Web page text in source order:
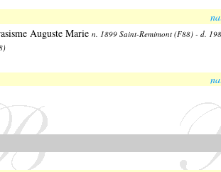
Auguste Marie n. 1899 Saint-Remimont (F88) - d.